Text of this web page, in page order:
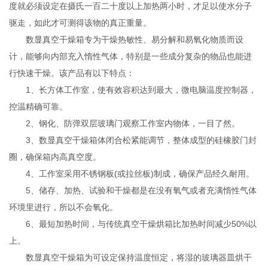
度就必须设定在摄氏一百二十度以上加热两小时，才足以使水分子
驱走，如此才可测得该物的真正重量。
数显真空干燥箱专为干燥热敏性、易分解和易氧化物质而设
计，能够向内部充入惰性气体，特别是一些成分复杂的物品也能进
行快速干燥。该产品有以下特点：
1、长方体工作室，使有效容积达到最大，微电脑温度控制器，
控温精确可靠。
2、钢化、防弹双层玻璃门观察工作室内物体，一目了然。
3、数显真空干燥箱体闭合松紧能调节，整体成型的硅橡胶门封
圈，确保箱内高真空度。
4、工作室采用不锈钢板(或拉丝板)制成，确保产品经久耐用。
5、储存、加热、试验和干燥都是在没有氧气或者充满惰性气体
环境里进行，所以不会氧化。
6、最短加热时间，与传统真空干燥烘箱比加热时间减少50%以
上。
数显真空干燥箱为可设定保持温度恒定，将湿的玻璃器皿烘干